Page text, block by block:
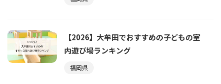
【2026】大牟田でおすすめの子どもの室
内遊び場ランキング
福岡県